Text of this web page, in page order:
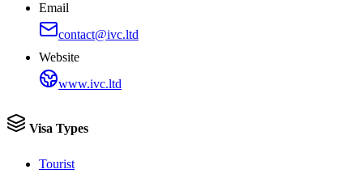
Email
contact@ivc.ltd
Website
www.ivc.ltd
Visa Types
Tourist